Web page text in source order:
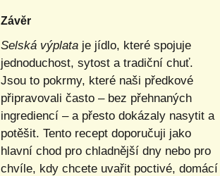
Závěr
Selská výplataje jídlo, které spojuje
jednoduchost, sytost a tradiční chuť.
Jsou to pokrmy, které naši předkové
připravovali často – bez přehnaných
ingrediencí – a přesto dokázaly nasytit a
potěšit. Tento recept doporučuji jako
hlavní chod pro chladnější dny nebo pro
chvíle, kdy chcete uvařit poctivé, domácí